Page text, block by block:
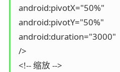
android:pivotX="50%"
android:pivotY="50%"
android:duration="3000"
/>
<!-- 缩放 -->